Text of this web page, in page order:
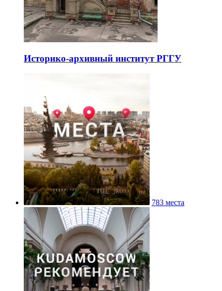
Историко-архивный институт РГГУ
783 места